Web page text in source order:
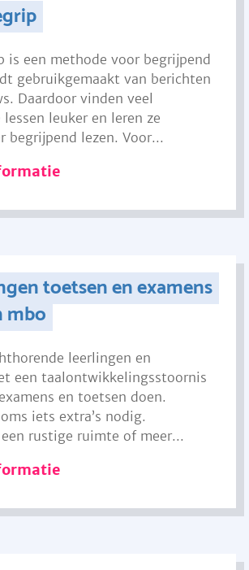
is een methode voor begrijpend
gebruikgemaakt van berichten
Daardoor vinden veel
lessen leuker en leren ze
begrijpend lezen. Voor...
toetsen en examens
mbo
leerlingen en
een taalontwikkelingsstoornis
en toetsen doen.
iets extra’s nodig.
rustige ruimte of meer...